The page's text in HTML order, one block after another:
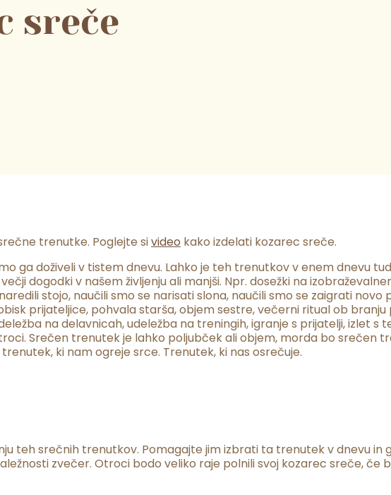
sreče
trenutke. Poglejte sivideo kako izdelati kozarec sreče.
ga doživeli v tistem dnevu. Lahko je teh trenutkov v enem dnevu
dogodki v našem življenju ali manjši. Npr. dosežki na
stojo, naučili smo se narisati slona, naučili smo se zaigrati
prijateljice, pohvala starša, objem sestre, večerni ritual ob
na delavnicah, udeležba na treningih, igranje s prijatelji, izlet
Srečen trenutek je lahko poljubček ali objem, morda bo srečen
ki nam ogreje srce. Trenutek, ki nas osrečuje.
teh srečnih trenutkov. Pomagajte jim izbrati ta trenutek v dnevu in
zvečer. Otroci bodo veliko raje polnili svoj kozarec sreče, če